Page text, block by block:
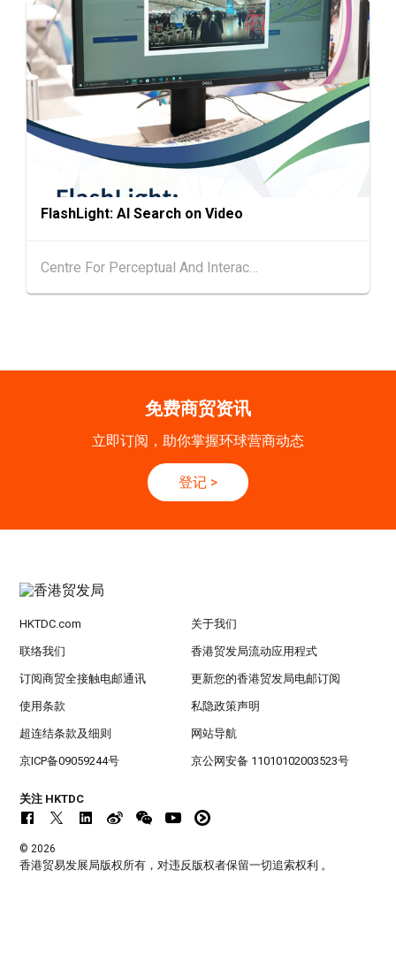
SEP
一带一路高峰论坛2026
9
SEP
09.09.2026
[数码学堂] 中小企业外贸超前部署2027：AI智
能体自动化 • 智能物流 • 贸易增长新布局
20-24
香港
20.09.2026 - 24.09.2026
运输物流学会国际会议 2026
21/9
新加坡
21.09.2026 - 27.09.2027
13-16
OCT
香港
13.10.2026 - 16.10.2026
OCT
FlashLight: AI Search on Video
Centre For Perceptual And Interactive Intelligence (CPII) Ltd
免费商贸资讯
立即订阅，助你掌握环球营商动态
登记 >
HKTDC.com 关于我们
联络我们 香港贸发局流动应用程式
订阅商贸全接触电邮通讯 更新您的香港贸发局电邮订阅
使用条款 私隐政策声明
超连结条款及细则 网站导航
京ICP备09059244号 京公网安备 11010102003523号
关注 HKTDC
© 2026
香港贸易发展局版权所有，对违反版权者保留一切追索权利 。